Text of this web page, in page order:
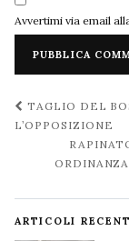
Avvertimi via email
post
TAGLIO DEL
L’OPPOSIZIONE
ARTICOLI